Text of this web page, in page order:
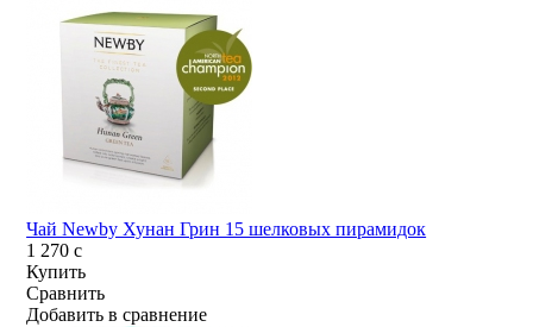
Чай Newby Хунан Грин 15 шелковых пирамидок
1 270c
Купить
Сравнить
Добавить в сравнение